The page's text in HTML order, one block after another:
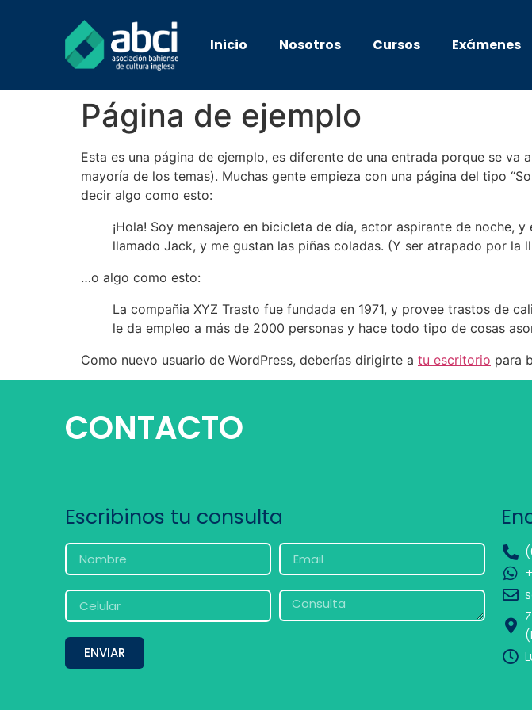
Inicio Nosotros Cursos Exámenes
Página de ejemplo
Esta es una página de ejemplo, es diferente de una entrada porque se
mayoría de los temas). Muchas gente empieza con una página del tipo
decir algo como esto:
¡Hola! Soy mensajero en bicicleta de día, actor aspirante de noche,
llamado Jack, y me gustan las piñas coladas. (Y ser atrapado por la
…o algo como esto:
La compañia XYZ Trasto fue fundada en 1971, y provee trastos de
le da empleo a más de 2000 personas y hace todo tipo de cosas
Como nuevo usuario de WordPress, deberías dirigirte a tu escritorio para
CONTACTO
Escribinos tu consulta
ENVIAR